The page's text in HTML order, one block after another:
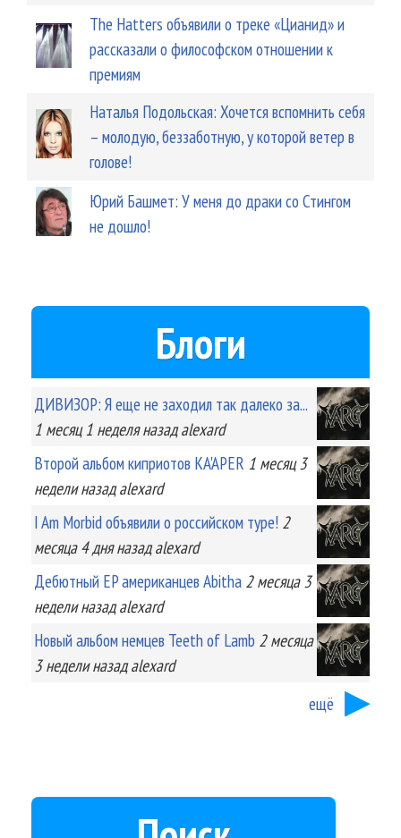
The Hatters объявили о треке «Цианид» и
рассказали о философском отношении к
премиям
Наталья Подольская: Хочется вспомнить себя
– молодую, беззаботную, у которой ветер в
голове!
Юрий Башмет: У меня до драки со Стингом
не дошло!
Блоги
ДИВИЗОР: Я еще не заходил так далеко за...
1 месяц 1 неделяназад alexard
Второй альбом киприотов KA'APER 1 месяц 3
неделиназад alexard
I Am Morbid объявили о российском туре! 2
месяца 4 дняназад alexard
Дебютный EP американцев Abitha 2 месяца 3
неделиназад alexard
Новый альбом немцев Teeth of Lamb 2 месяца
3 неделиназад alexard
ещё